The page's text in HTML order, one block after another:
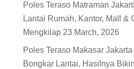
Poles Teraso Matraman
Lantai Rumah, Kantor, Mall &
Mengkilap 23 March, 2026
Poles Teraso Makasar
Bongkar Lantai, Hasilnya